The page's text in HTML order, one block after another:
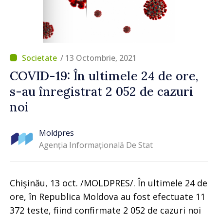
/ 13 Octombrie, 2021
COVID-19: În ultimele 24 de ore,
s-au înregistrat 2 052 de cazuri
noi
Moldpres
Agenția Informațională De Stat
Chişinău, 13 oct. /MOLDPRES/. În ultimele 24 de
ore, în Republica Moldova au fost efectuate 11
372 teste, fiind confirmate 2 052 de cazuri noi